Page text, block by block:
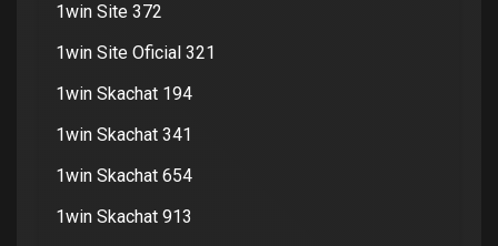
1win Site 372
1win Site Oficial 321
1win Skachat 194
1win Skachat 341
1win Skachat 654
1win Skachat 913